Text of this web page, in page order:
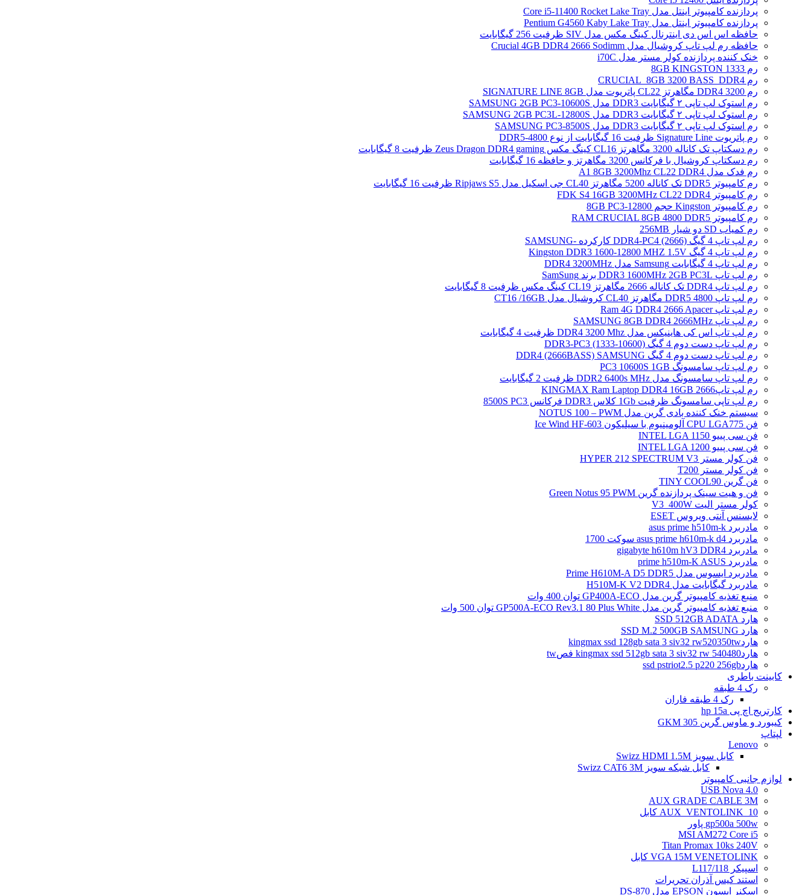
پردازنده کامپیوتر اینتل مدل Core i5-11400 Rocket Lake Tray
پردازنده کامپیوتر اینتل مدل Pentium G4560 Kaby Lake Tray
حافظه اس اس دی اینترنال کینگ مکس مدل SIV ظرفیت 256 گیگابایت
حافظه رم لپ تاپ کروشیال مدل Crucial 4GB DDR4 2666 Sodimm
خنک کننده پردازنده کولر مستر مدل i70C
رم 1333 8GB KINGSTON
رم CRUCIAL_8GB 3200 BASS_DDR4
رم DDR4 3200 مگاهرتز CL22 پاتریوت مدل SIGNATURE LINE 8GB
رم استوک لپ تاپی ۲ گیگابایت DDR3 مدل SAMSUNG 2GB PC3-10600S
رم استوک لپ تاپی ۲ گیگابایت DDR3 مدل SAMSUNG 2GB PC3L-12800S
رم استوک لپ تاپی ۲ گیگابایت DDR3 مدل SAMSUNG PC3-8500S
رم پاتریوت Signature Line ظرفیت 16 گیگابایت از نوع DDR5-4800
رم دسکتاپ تک کاناله 3200 مگاهرتز CL16 کینگ مکس Zeus Dragon DDR4 gaming ظرفیت 8 گیگابایت
رم دسکتاپ کروشیال با فرکانس 3200 مگاهرتز و حافظه 16 گیگابایت
رم فدک مدل A1 8GB 3200Mhz CL22 DDR4
رم کامپیوتر DDR5 تک کاناله 5200 مگاهرتز CL40 جی اسکیل مدل Ripjaws S5 ظرفیت 16 گیگابایت
رم کامپیوتر FDK S4 16GB 3200MHz CL22 DDR4
رم کامپیوتر Kingston حجم 8GB PC3-12800
رم کامپیوتر RAM CRUCIAL 8GB 4800 DDR5
رم کمیاب SD دو شیار 256MB
رم لپ تاپ 4 گیگ DDR4-PC4 (2666) کارکرده -SAMSUNG
رم لپ تاپ 4 گیگ Kingston DDR3 1600-12800 MHZ 1.5V
رم لپ تاپ 4 گیگابایت Samsung مدل DDR4 3200MHz
رم لپ تاپ DDR3 1600MHz 2GB PC3L برند SamSung
رم لپ تاپ DDR4 تک کاناله 2666 مگاهرتز CL19 کینگ مکس ظرفیت 8 گیگابایت
رم لپ تاپ DDR5 4800 مگاهرتز CL40 کروشیال مدل CT16 /16GB
رم لپ تاپ Ram 4G DDR4 2666 Apacer
رم لپ تاپ SAMSUNG 8GB DDR4 2666MHz
رم لپ تاپ اس کی هاینیکس مدل DDR4 3200 Mhz ظرفیت 4 گیگابایت
رم لپ تاپ دست دوم 4 گیگ DDR3-PC3 (1333-10600)
رم لپ تاپ دست دوم 4 گیگ DDR4 (2666BASS) SAMSUNG
رم لپ تاپ سامسونگ PC3 10600S 1GB
رم لپ تاپ سامسونگ مدل DDR2 6400s MHz ظرفیت 2 گیگابایت
رم لپ تاپ2666 KINGMAX Ram Laptop DDR4 16GB
رم لپ تاپی سامسونگ ظرفیت 1Gb کلاس DDR3 فرکانس 8500S PC3
سیستم خنک کننده بادی گرین مدل NOTUS 100 – PWM
فن CPU LGA775 آلومینیوم با سیلیکون Ice Wind HF-603
فن سی پییو INTEL LGA 1150
فن سی پییو INTEL LGA 1200
فن کولر مستر HYPER 212 SPECTRUM V3
فن کولر مستر T200
فن گرین TINY COOL90
فن و هیت سینک پردازنده گرین Green Notus 95 PWM
کولر مستر الیت V3_400W
لایسنس آنتی ویروس ESET
مادربرد asus prime h510m-k
مادربرد asus prime h610m-k d4 سوکت 1700
مادربرد gigabyte h610m hV3 DDR4
مادربرد prime h510m-K ASUS
مادربرد ایسوس مدل Prime H610M-A D5 DDR5
مادربرد گیگابایت مدل H510M-K V2 DDR4
منبع تغذیه کامپیوتر گرین مدل GP400A-ECO توان 400 وات
منبع تغذیه کامپیوتر گرین مدل GP500A-ECO Rev3.1 80 Plus White توان 500 وات
هارد SSD 512GB ADATA
هارد SSD M.2 500GB SAMSUNG
هاردkingmax ssd 128gb sata 3 siv32 rw520350tw
هاردkingmax ssd 512gb sata 3 siv32 rw 540480 فصtw
هاردssd pstriot2.5 p220 256gb
کابینت باطری
رک 4 طبقه
رک 4 طبقه فاران
کارتریج اچ پی hp 15a
کیبورد و ماوس گرین GKM 305
لپتاپ
Lenovo
کابل سویز Swizz HDMI 1.5M
کابل شبکه سویز Swizz CAT6 3M
لوازم جانبی کامپیوتر
4.0 USB Nova
AUX GRADE CABLE 3M
AUX_VENTOLINK_10 کابل
gp500a 500w پاور
MSI AM272 Core i5
Titan Promax 10ks 240V
VGA 15M VENETOLINK کابل
اسپیکر L117/118
استند کیس آذران تحریرات
اسکنر اپسون EPSON مدل DS-870